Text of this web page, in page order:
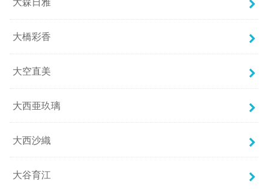
大橋彩香
大空直美
大西亜玖璃
大西沙織
大谷育江